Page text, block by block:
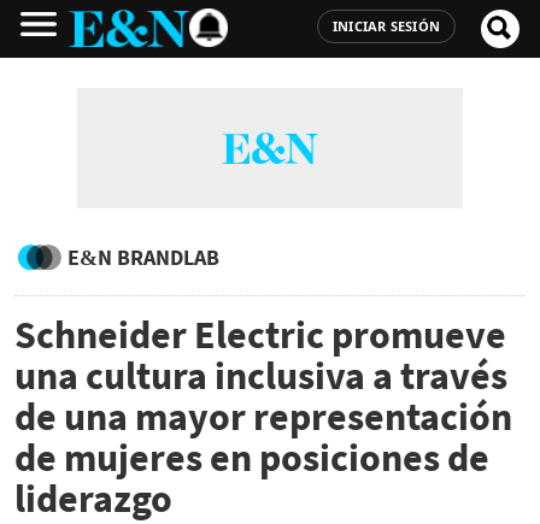
INICIAR SESIÓN
E&N BRANDLAB
Schneider Electric promueve
una cultura inclusiva a través
de una mayor representación
de mujeres en posiciones de
liderazgo